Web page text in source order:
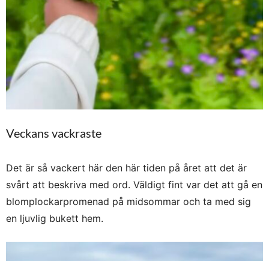
Veckans vackraste
Det är så vackert här den här tiden på året att det är
svårt att beskriva med ord. Väldigt fint var det att gå en
blomplockarpromenad på midsommar och ta med sig
en ljuvlig bukett hem.